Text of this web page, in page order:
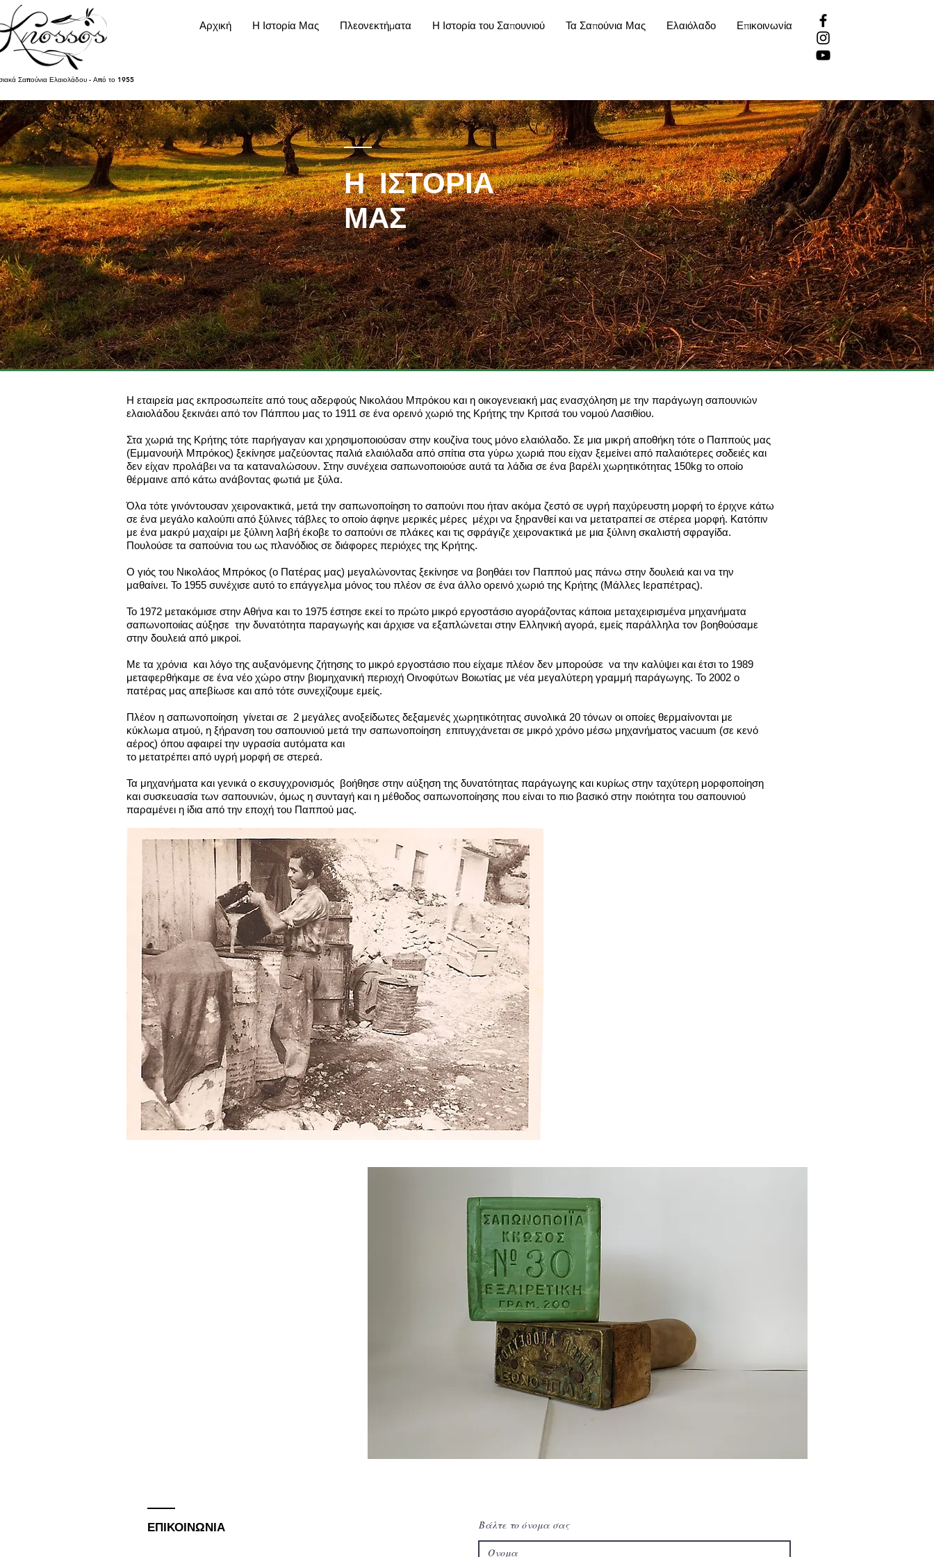
Σαπούνια Ελαιολάδου - Από το 1955
Αρχική Η Ιστορία Μας Πλεονεκτήματα Η Ιστορία του Σαπουνιού Τα Σαπούνια Μας Ελαιόλαδο Επικοινωνία
Η ΙΣΤΟΡΙΑ
ΜΑΣ
Η εταιρεία μας εκπροσωπείτε από τους αδερφούς Νικολάου Μπρόκου και η οικογενειακή μας ενασχόληση με την παράγωγη σαπουνιών
ελαιολάδου ξεκινάει από τον Πάππου μας το 1911 σε ένα ορεινό χωριό της Κρήτης την Κριτσά του νομού Λασιθίου.
Στα χωριά της Κρήτης τότε παρήγαγαν και χρησιμοποιούσαν στην κουζίνα τους μόνο ελαιόλαδο. Σε μια μικρή αποθήκη τότε ο Παππούς μας
(Εμμανουήλ Μπρόκος) ξεκίνησε μαζεύοντας παλιά ελαιόλαδα από σπίτια στα γύρω χωριά που είχαν ξεμείνει από παλαιότερες σοδειές και
δεν είχαν προλάβει να τα καταναλώσουν. Στην συνέχεια σαπωνοποιούσε αυτά τα λάδια σε ένα βαρέλι χωρητικότητας 150kg το οποίο
θέρμαινε από κάτω ανάβοντας φωτιά με ξύλα.
Όλα τότε γινόντουσαν χειρονακτικά, μετά την σαπωνοποίηση το σαπούνι που ήταν ακόμα ζεστό σε υγρή παχύρευστη μορφή το έριχνε κάτω
σε ένα μεγάλο καλούπι από ξύλινες τάβλες το οποίο άφηνε μερικές μέρες μέχρι να ξηρανθεί και να μετατραπεί σε στέρεα μορφή. Κατόπιν
με ένα μακρύ μαχαίρι με ξύλινη λαβή έκοβε το σαπούνι σε πλάκες και τις σφράγιζε χειρονακτικά με μια ξύλινη σκαλιστή σφραγίδα.
Πουλούσε τα σαπούνια του ως πλανόδιος σε διάφορες περιόχες της Κρήτης.
Ο γιός του Νικολάος Μπρόκος (ο Πατέρας μας) μεγαλώνοντας ξεκίνησε να βοηθάει τον Παππού μας πάνω στην δουλειά και να την
μαθαίνει. Το 1955 συνέχισε αυτό το επάγγελμα μόνος του πλέον σε ένα άλλο ορεινό χωριό της Κρήτης (Μάλλες Ιεραπέτρας).
Το 1972 μετακόμισε στην Αθήνα και το 1975 έστησε εκεί το πρώτο μικρό εργοστάσιο αγοράζοντας κάποια μεταχειρισμένα μηχανήματα
σαπωνοποιίας αύξησε την δυνατότητα παραγωγής και άρχισε να εξαπλώνεται στην Ελληνική αγορά, εμείς παράλληλα τον βοηθούσαμε
στην δουλειά από μικροί.
Με τα χρόνια και λόγο της αυξανόμενης ζήτησης το μικρό εργοστάσιο που είχαμε πλέον δεν μπορούσε να την καλύψει και έτσι το 1989
μεταφερθήκαμε σε ένα νέο χώρο στην βιομηχανική περιοχή Οινοφύτων Βοιωτίας με νέα μεγαλύτερη γραμμή παράγωγης. Το 2002 ο
πατέρας μας απεβίωσε και από τότε συνεχίζουμε εμείς.
Πλέον η σαπωνοποίηση γίνεται σε 2 μεγάλες ανοξείδωτες δεξαμενές χωρητικότητας συνολικά 20 τόνων οι οποίες θερμαίνονται με
κύκλωμα ατμού, η ξήρανση του σαπουνιού μετά την σαπωνοποίηση επιτυγχάνεται σε μικρό χρόνο μέσω μηχανήματος vacuum (σε κενό
αέρος) όπου αφαιρεί την υγρασία αυτόματα και
το μετατρέπει από υγρή μορφή σε στερεά.
Τα μηχανήματα και γενικά ο εκσυγχρονισμός βοήθησε στην αύξηση της δυνατότητας παράγωγης και κυρίως στην ταχύτερη μορφοποίηση
και συσκευασία των σαπουνιών, όμως η συνταγή και η μέθοδος σαπωνοποίησης που είναι το πιο βασικό στην ποιότητα του σαπουνιού
παραμένει η ίδια από την εποχή του Παππού μας.
ΕΠΙΚΟΙΝΩΝΙΑ Βάλτε το όνομα σας